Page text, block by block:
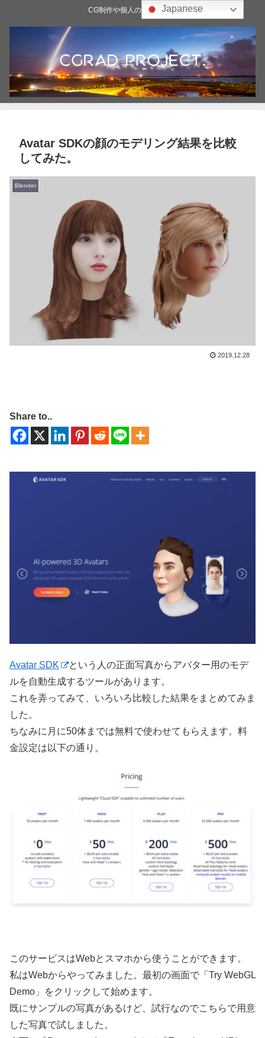
CG制作や個人の雑記ブログ
Avatar SDKの顔のモデリング結果を比較
してみた。
Blender
2019.12.28
Share to..
Avatar SDK
という人の正面写真からアバター用のモデ
ルを自動生成するツールがあります。
これを弄ってみて、いろいろ比較した結果をまとめてみま
した。
ちなみに月に50体までは無料で使わせてもらえます。料
金設定は以下の通り。
このサービスはWebとスマホから使うことができます。
私はWebからやってみました。最初の画面で「Try WebGL
Demo」をクリックして始めます。
既にサンプルの写真があるけど、試行なのでこちらで用意
した写真で試しました。
Japanese